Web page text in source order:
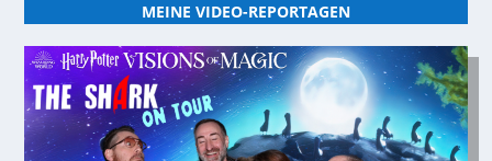
MEINE VIDEO-REPORTAGEN